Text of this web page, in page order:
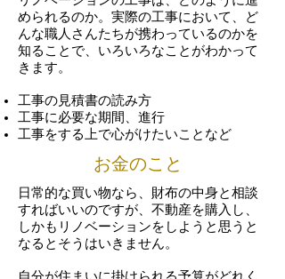
められるのか。 実際の工事において、ど
んな職人さんたちが携わっているのかを
知ることで、いろいろなことがわかって
きます。
工事の見積書の読み方
工事に必要な期間、進行
工事をする上で心がけたいことなど
お金のこと
日常的な買い物なら、財布の中身と相談
すればいいのですが、不動産を購入し、
しかもリノベーションをしようと思うと
なるとそうはいきません。
自分が住まいに掛けられる予算がどれく